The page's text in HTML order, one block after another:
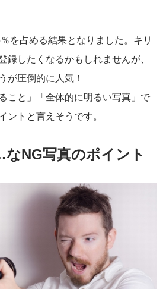
を占める結果となりました。キリ
録したくなるかもしれませんが、
が圧倒的に人気！
こと」「全体的に明るい写真」で
ントと言えそうです。
NG写真のポイント